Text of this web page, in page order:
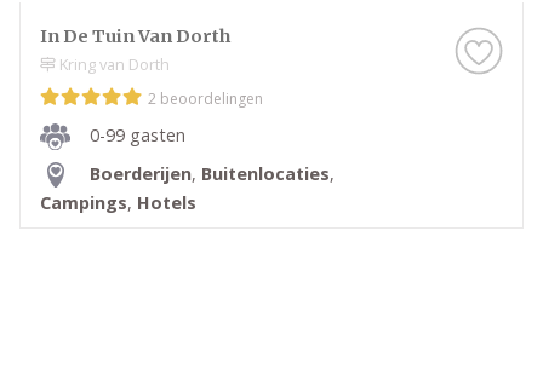
In De Tuin Van Dorth
Kring van Dorth
2 beoordelingen
0-99 gasten
Boerderijen, Buitenlocaties,
Campings, Hotels